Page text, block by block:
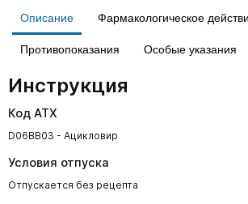
Описание Фармакологическое
Противопоказания Особые указания
Инструкция
Код АТХ
D06BB03 - Ацикловир
Условия отпуска
Отпускается без рецепта